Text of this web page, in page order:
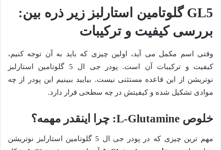
GL5 گلوتامین استارلبز زیر ذره بین:
بررسی کیفیت و ترکیبات
وقتی اسم مکمل می آید، اولین چیزی که باید به آن توجه کنیم،
کیفیت و ترکیبات آن است. پودر جی ال 5 گلوتامین استارلبز
نوتریشن از این قاعده مستثنی نیست. بیایید ببینیم این پودر از چه
موادی تشکیل شده و کیفیتش در چه سطحی قرار دارد.
خلوص L-Glutamine: چرا اینقدر مهمه؟
مهم ترین چیزی که در پودر جی ال 5 گلوتامین استارلبز نوتریشن